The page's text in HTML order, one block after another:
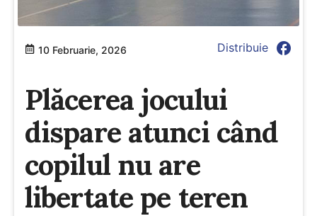
10 Februarie, 2026 Distribuie facebook
Plăcerea jocului
dispare atunci când
copilul nu are
libertate pe teren